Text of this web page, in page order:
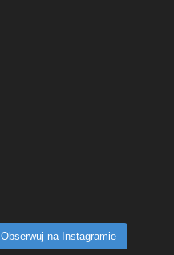
Obserwuj na Instagramie